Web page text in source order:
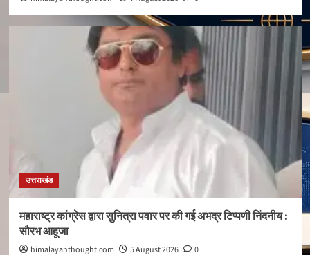
उत्तराखंड
महाराष्ट्र कांग्रेस द्वारा सुनित्रा पवार पर की गई अभद्र टिप्पणी निंदनीय :
सौरभ आहूजा
himalayanthought.com 5 August 2026 0